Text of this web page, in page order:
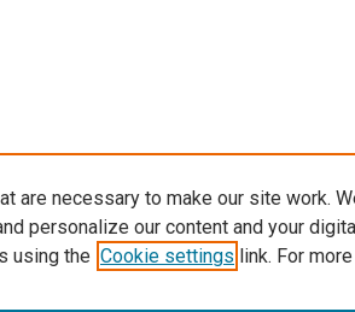
are necessary to make our site work.
personalize our content and your
using the Cookie settings link. For